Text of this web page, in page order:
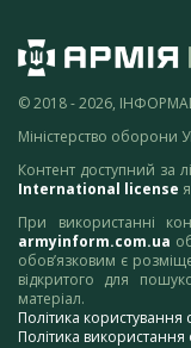
© 2018 - 2026,
Міністерство оборони
Контент доступний за
International license
При використанні
armyinform.com.ua
обов’язковим є
відкритого для
матеріал.
Політика
Політика використання